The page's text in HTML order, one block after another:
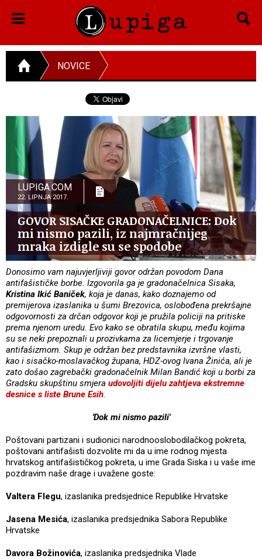
NOVICE
LUPIGA.COM
22. LIPNJA 2017.
GOVOR SISAČKE GRADONAČELNICE: Dok
mi nismo pazili, iz najmračnijeg
mraka izdigle su se spodobe
Donosimo vam najuvjerljiviji govor održan povodom Dana
antifašističke borbe. Izgovorila ga je gradonačelnica Sisaka,
Kristina Ikić Baniček, koja je danas, kako doznajemo od
premijerova izaslanika u šumi Brezovica, oslobođena prekršajne
odgovornosti za drčan odgovor koji je pružila policiji na pritiske
prema njenom uredu. Evo kako se obratila skupu, među kojima
su se neki prepoznali u prozivkama za licemjerje i trgovanje
antifašizmom. Skup je održan bez predstavnika izvršne vlasti,
kao i sisačko-moslavačkog župana, HDZ-ovog Ivana Žinića, ali je
zato došao zagrebački gradonačelnik Milan Bandić koji u borbi za
Gradsku skupštinu smjera udovoljiti dijelu zahtjeva ekstremne
desnice s liste Brune Esih.
'Dok mi nismo pazili'
Poštovani partizani i sudionici narodnooslobodilačkog pokreta,
poštovani antifašisti dozvolite mi da u ime rodnog mjesta
hrvatskog antifašističkog pokreta, u ime Grada Siska i u vaše ime
pozdravim naše drage i uvažene goste:
Valtera Flegu, izaslanika predsjednice Republike Hrvatske
Jasena Mesića, izaslanika predsjednika Sabora Republike
Hrvatske
Davora Božinovića, izaslanika predsjednika Vlade